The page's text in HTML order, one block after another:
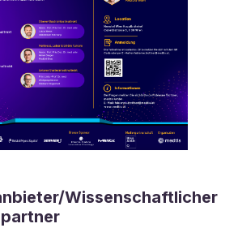
Wissenschaftlicher